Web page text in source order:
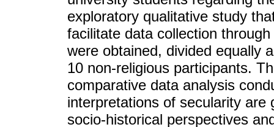
exploratory qualitative study
facilitate data collection
were obtained, divided equally
10 non-religious participants.
comparative data analysis
interpretations of secularity are
socio-historical perspectives